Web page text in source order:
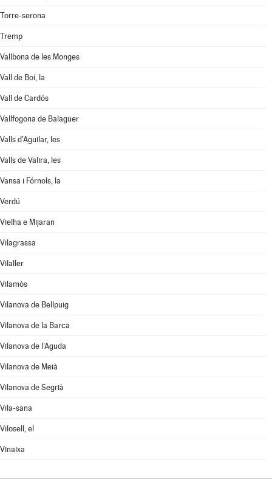
Torre-serona
Tremp
Vallbona de les Monges
Vall de Boí, la
Vall de Cardós
Vallfogona de Balaguer
Valls d'Aguilar, les
Valls de Valira, les
Vansa i Fórnols, la
Verdú
Vielha e Mijaran
Vilagrassa
Vilaller
Vilamòs
Vilanova de Bellpuig
Vilanova de la Barca
Vilanova de l'Aguda
Vilanova de Meià
Vilanova de Segrià
Vila-sana
Vilosell, el
Vinaixa